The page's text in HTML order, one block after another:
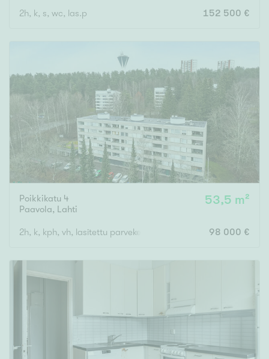
2h, k, s, wc, las.p 152 500 €
Poikkikatu 4
Paavola, Lahti
53,5 m²
2h, k, kph, vh, lasitettu parveke 98 000 €